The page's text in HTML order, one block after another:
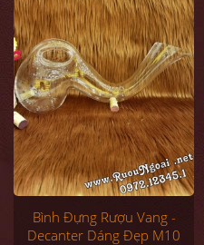
Bình Đựng Rượu Vang -
Decanter Dáng Đẹp M10